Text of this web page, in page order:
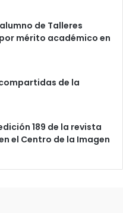
de Talleres
mérito académico en
de la
189 de la revista
el Centro de la Imagen